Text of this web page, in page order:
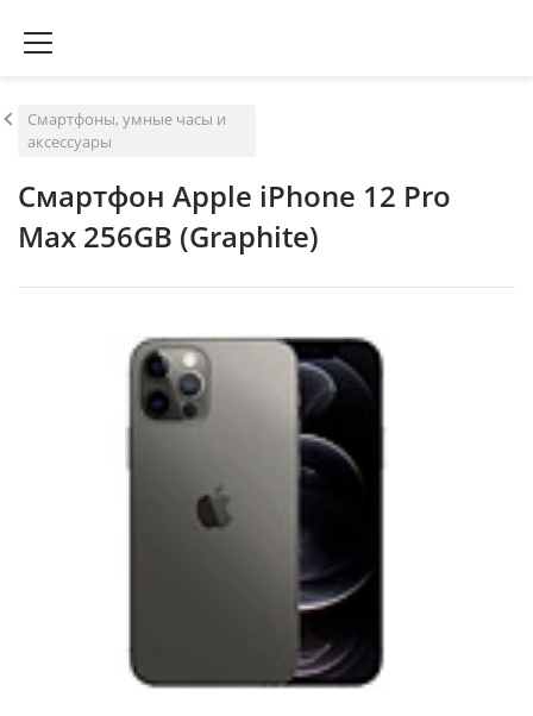
Смартфоны, умные часы и
аксессуары
Смартфон Apple iPhone 12 Pro
Max 256GB (Graphite)